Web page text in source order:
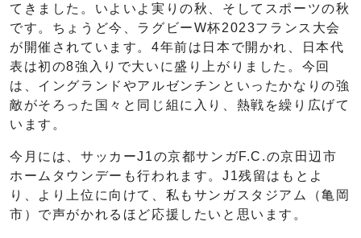
てきました。いよいよ実りの秋、そしてスポーツの秋
です。ちょうど今、ラグビーW杯2023フランス大会
が開催されています。4年前は日本で開かれ、日本代
表は初の8強入りで大いに盛り上がりました。今回
は、イングランドやアルゼンチンといったかなりの強
敵がそろった国々と同じ組に入り、熱戦を繰り広げて
います。
今月には、サッカーJ1の京都サンガF.C.の京田辺市
ホームタウンデーも行われます。J1残留はもとよ
り、より上位に向けて、私もサンガスタジアム（亀岡
市）で声がかれるほど応援したいと思います。